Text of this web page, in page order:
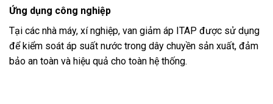
Ứng dụng công nghiệp
Tại các nhà máy, xí nghiệp, van giảm áp ITAP được sử dụng
để kiểm soát áp suất nước trong dây chuyền sản xuất, đảm
bảo an toàn và hiệu quả cho toàn hệ thống.